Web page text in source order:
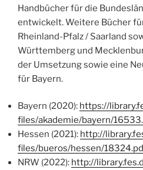
Handbücher für die
entwickelt. Weitere Bücher
Rheinland-Pfalz / Saarland
Württemberg und
der Umsetzung sowie eine
für Bayern.
Bayern (2020): https://
files/akademie/bayern/
Hessen (2021): http://
files/bueros/hessen/
NRW (2022): http://